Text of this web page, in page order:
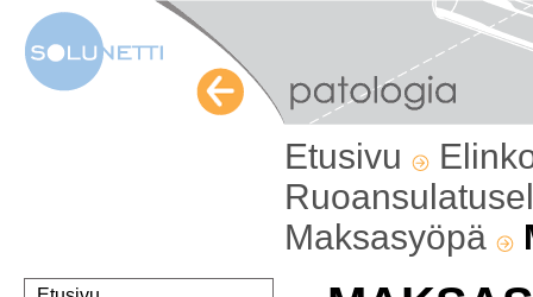
Etusivu
Maksasyöpä